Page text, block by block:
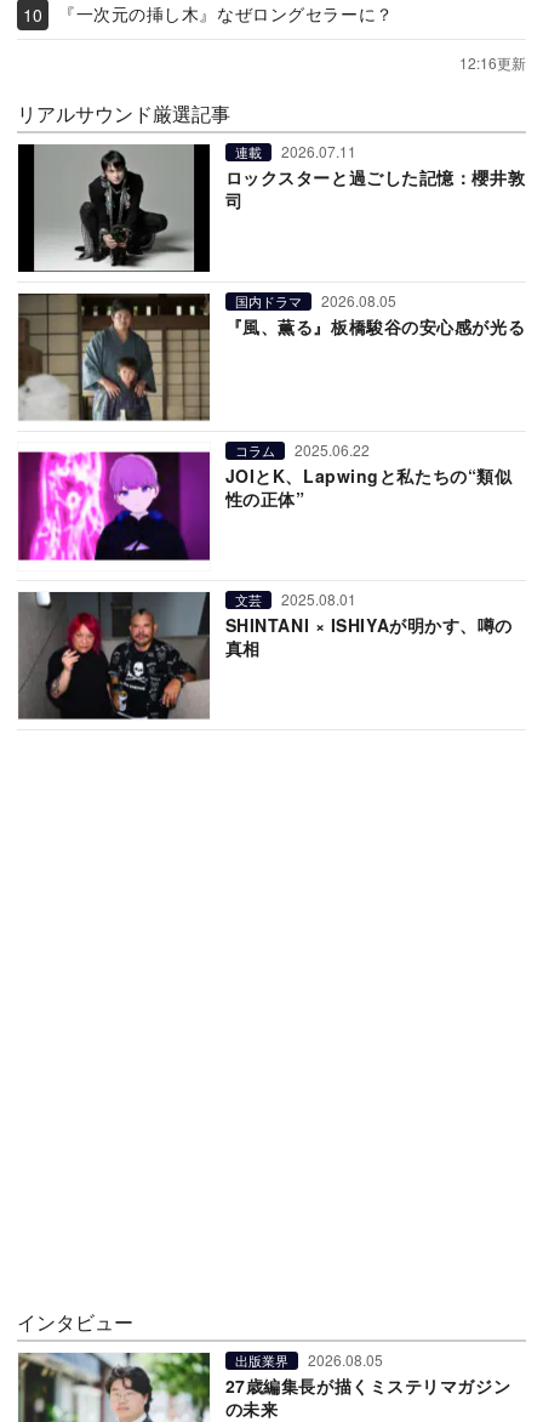
『一次元の挿し木』なぜロングセラーに？
12:16更新
リアルサウンド厳選記事
連載 2026.07.11
ロックスターと過ごした記憶：櫻井敦
司
国内ドラマ 2026.08.05
『風、薫る』板橋駿谷の安心感が光る
コラム 2025.06.22
JOIとK、Lapwingと私たちの“類似
性の正体”
文芸 2025.08.01
SHINTANI × ISHIYAが明かす、噂の
真相
インタビュー
出版業界 2026.08.05
27歳編集長が描くミステリマガジン
の未来